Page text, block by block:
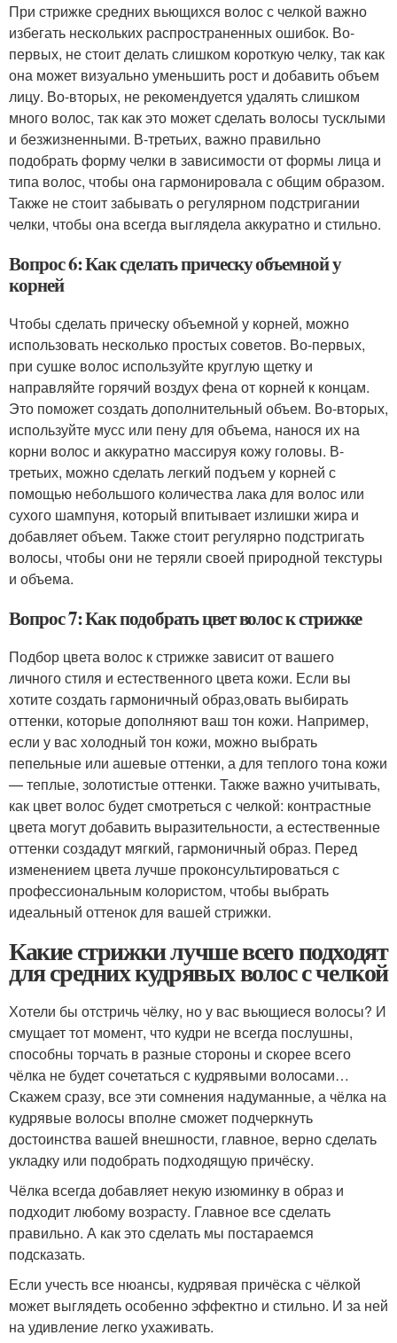
При стрижке средних вьющихся волос с челкой важно
избегать нескольких распространенных ошибок. Во-
первых, не стоит делать слишком короткую челку, так как
она может визуально уменьшить рост и добавить объем
лицу. Во-вторых, не рекомендуется удалять слишком
много волос, так как это может сделать волосы тусклыми
и безжизненными. В-третьих, важно правильно
подобрать форму челки в зависимости от формы лица и
типа волос, чтобы она гармонировала с общим образом.
Также не стоит забывать о регулярном подстригании
челки, чтобы она всегда выглядела аккуратно и стильно.
Вопрос 6: Как сделать прическу объемной у
корней
Чтобы сделать прическу объемной у корней, можно
использовать несколько простых советов. Во-первых,
при сушке волос используйте круглую щетку и
направляйте горячий воздух фена от корней к концам.
Это поможет создать дополнительный объем. Во-вторых,
используйте мусс или пену для объема, нанося их на
корни волос и аккуратно массируя кожу головы. В-
третьих, можно сделать легкий подъем у корней с
помощью небольшого количества лака для волос или
сухого шампуня, который впитывает излишки жира и
добавляет объем. Также стоит регулярно подстригать
волосы, чтобы они не теряли своей природной текстуры
и объема.
Вопрос 7: Как подобрать цвет волос к стрижке
Подбор цвета волос к стрижке зависит от вашего
личного стиля и естественного цвета кожи. Если вы
хотите создать гармоничный образ,овать выбирать
оттенки, которые дополняют ваш тон кожи. Например,
если у вас холодный тон кожи, можно выбрать
пепельные или ашевые оттенки, а для теплого тона кожи
— теплые, золотистые оттенки. Также важно учитывать,
как цвет волос будет смотреться с челкой: контрастные
цвета могут добавить выразительности, а естественные
оттенки создадут мягкий, гармоничный образ. Перед
изменением цвета лучше проконсультироваться с
профессиональным колористом, чтобы выбрать
идеальный оттенок для вашей стрижки.
Какие стрижки лучше всего подходят
для средних кудрявых волос с челкой
Хотели бы отстричь чёлку, но у вас вьющиеся волосы? И
смущает тот момент, что кудри не всегда послушны,
способны торчать в разные стороны и скорее всего
чёлка не будет сочетаться с кудрявыми волосами…
Скажем сразу, все эти сомнения надуманные, а чёлка на
кудрявые волосы вполне сможет подчеркнуть
достоинства вашей внешности, главное, верно сделать
укладку или подобрать подходящую причёску.
Чёлка всегда добавляет некую изюминку в образ и
подходит любому возрасту. Главное все сделать
правильно. А как это сделать мы постараемся
подсказать.
Если учесть все нюансы, кудрявая причёска с чёлкой
может выглядеть особенно эффектно и стильно. И за ней
на удивление легко ухаживать.